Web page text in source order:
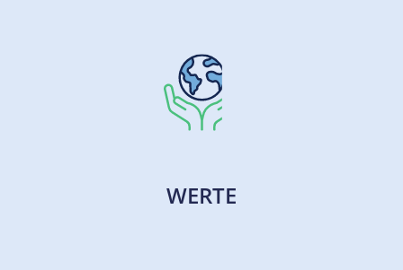
unserem Selbstverständnis. Das beinhaltet auch,
die individuellen Anforderungen unserer
Auftraggeber bestmöglich zu erfüllen.
WERTE